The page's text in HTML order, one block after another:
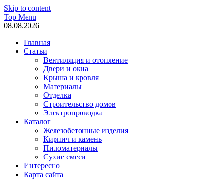
Skip to content
Top Menu
08.08.2026
Главная
Статьи
Вентиляция и отопление
Двери и окна
Крыша и кровля
Материалы
Отделка
Строительство домов
Электропроводка
Каталог
Железобетонные изделия
Кирпич и камень
Пиломатериалы
Сухие смеси
Интересно
Карта сайта